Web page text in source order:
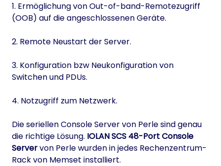
1. Ermöglichung von Out-of-band-Remotezugriff
(OOB) auf die angeschlossenen Geräte.
2. Remote Neustart der Server.
3. Konfiguration bzw Neukonfiguration von
Switchen und PDUs.
4. Notzugriff zum Netzwerk.
Die seriellen Console Server von Perle sind genau
die richtige Lösung. IOLAN SCS 48-Port Console
Servervon Perle wurden in jedes Rechenzentrum-
Rack von Memset installiert.